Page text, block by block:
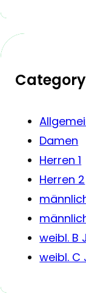
Category
Damen
Herren 1
Herren 2
weibl. B
weibl. C